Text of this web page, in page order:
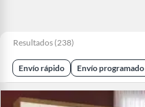
Resultados (238)
Envío rápido Envío programado